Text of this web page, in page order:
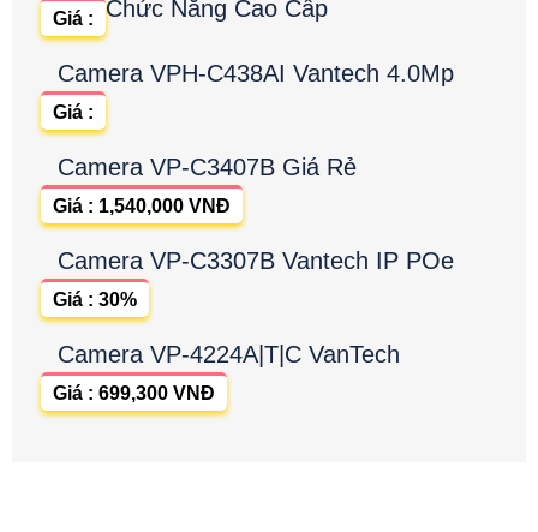
Chức Năng Cao Cấp
Giá :
Camera VPH-C438AI Vantech 4.0Mp
Giá :
Camera VP-C3407B Giá Rẻ
Giá : 1,540,000 VNĐ
Camera VP-C3307B Vantech IP POe
Giá : 30%
Camera VP-4224A|T|C VanTech
Giá : 699,300 VNĐ